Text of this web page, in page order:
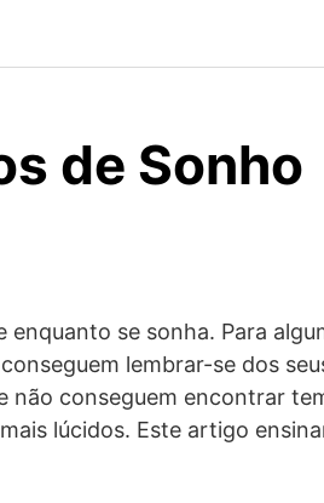
de Sonho
se sonha. Para
lembrar-se dos
não conseguem encontrar
lúcidos. Este artigo